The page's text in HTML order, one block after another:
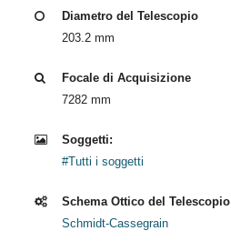
Diametro del Telescopio
203.2 mm
Focale di Acquisizione
7282 mm
Soggetti:
#Tutti i soggetti
Schema Ottico del Telescopio
Schmidt-Cassegrain